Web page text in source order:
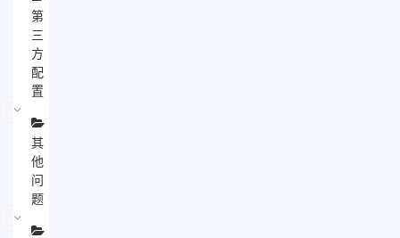
第
三
方
配
置
其
他
问
题